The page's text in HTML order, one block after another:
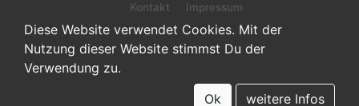
Kontakt
Impressum
© 2022 www.endurance-data.com - aaa
Dies ist eine Beta-Version. Höchstwahrscheinlich haben sich auf
dieser Website noch einige Fehler versteckt.
Diese Website verwendet Cookies. Mit der
Nutzung dieser Website stimmst Du der
Verwendung zu.
Ok
weitere Infos